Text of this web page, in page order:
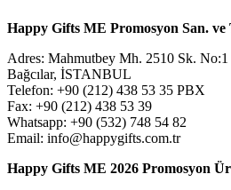
var.
ürün
sayfasından
seçilebilir
Happy Gifts ME Promosyon San. ve
Adres: Mahmutbey Mh. 2510 Sk.
Bağcılar, İSTANBUL
Telefon: +90 (212) 438 53 35 PBX
Fax: +90 (212) 438 53 39
Whatsapp: +90 (532) 748 54 82
Email: info@happygifts.com.tr
Happy Gifts ME 2026 Promosyon